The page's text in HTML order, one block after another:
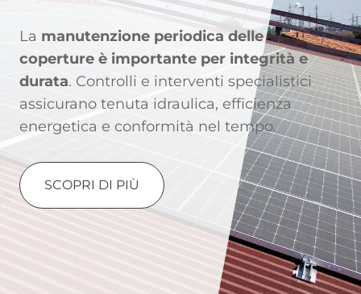
La manutenzione periodica delle
coperture è importante per integrità e
durata. Controlli e interventi specialistici
assicurano tenuta idraulica, efficienza
energetica e conformità nel tempo.
SCOPRI DI PIÙ